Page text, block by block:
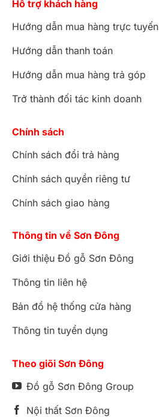
Hỗ trợ khách hàng
Hướng dẫn mua hàng trực tuyến
Hướng dẫn thanh toán
Hướng dẫn mua hàng trả góp
Trở thành đối tác kinh doanh
Chính sách
Chính sách đổi trả hàng
Chính sách quyền riêng tư
Chính sách giao hàng
Thông tin về Sơn Đông
Giới thiệu Đồ gỗ Sơn Đông
Thông tin liên hệ
Bản đồ hệ thống cửa hàng
Thông tin tuyển dụng
Theo giõi Sơn Đông
Đồ gỗ Sơn Đông Group
Nội thất Sơn Đông